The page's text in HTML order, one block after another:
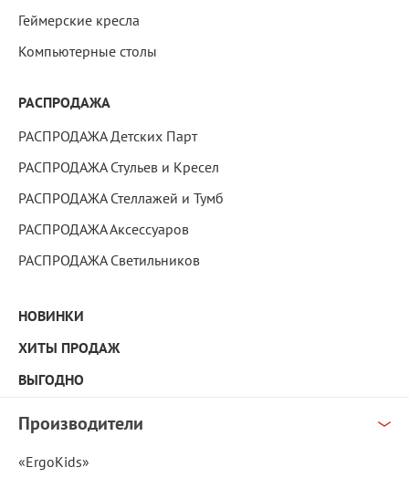
Геймерские кресла
Компьютерные столы
РАСПРОДАЖА
РАСПРОДАЖА Детских Парт
РАСПРОДАЖА Стульев и Кресел
РАСПРОДАЖА Стеллажей и Тумб
РАСПРОДАЖА Аксессуаров
РАСПРОДАЖА Светильников
НОВИНКИ
ХИТЫ ПРОДАЖ
ВЫГОДНО
Производители
«ErgoKids»